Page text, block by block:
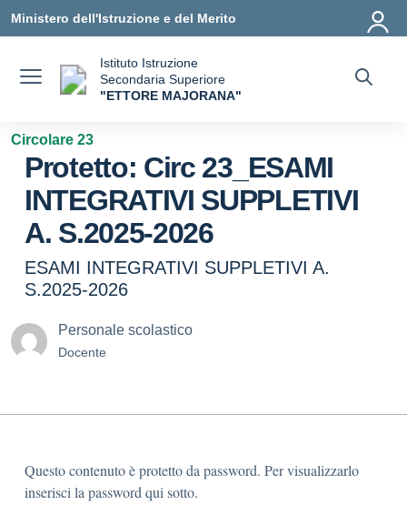
Ministero dell'Istruzione e del Merito
Istituto Istruzione
Secondaria Superiore
"ETTORE MAJORANA"
Circolare 23
Protetto: Circ 23_ESAMI
INTEGRATIVI SUPPLETIVI
A. S.2025-2026
ESAMI INTEGRATIVI SUPPLETIVI A.
S.2025-2026
Personale scolastico
Docente
Questo contenuto è protetto da password. Per visualizzarlo
inserisci la password qui sotto.